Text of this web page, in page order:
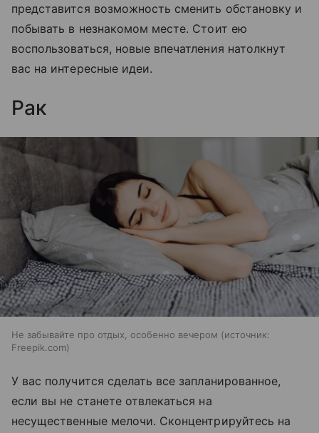
представится возможность сменить обстановку и
побывать в незнакомом месте. Стоит ею
воспользоваться, новые впечатления натолкнут
вас на интересные идеи.
Рак
Не забывайте про отдых, особенно вечером
источник:
Freepik.com
У вас получится сделать все запланированное,
если вы не станете отвлекаться на
несущественные мелочи. Сконцентрируйтесь на